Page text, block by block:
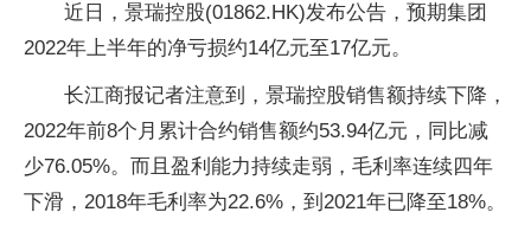
近 日，景瑞控股(01862.HK)发布公告，预期集团
2022年上半年的净亏损约14亿元至17亿元。
长江商报记者注意到，景瑞控股销售额持续下降，
2022年前8个月累计合约销售额约53.94亿元，同比减
少76.05%。而且盈利能力持续走弱，毛利率连续四年
下滑 ，2018年毛利率为22.6%，到2021年已降至18%。